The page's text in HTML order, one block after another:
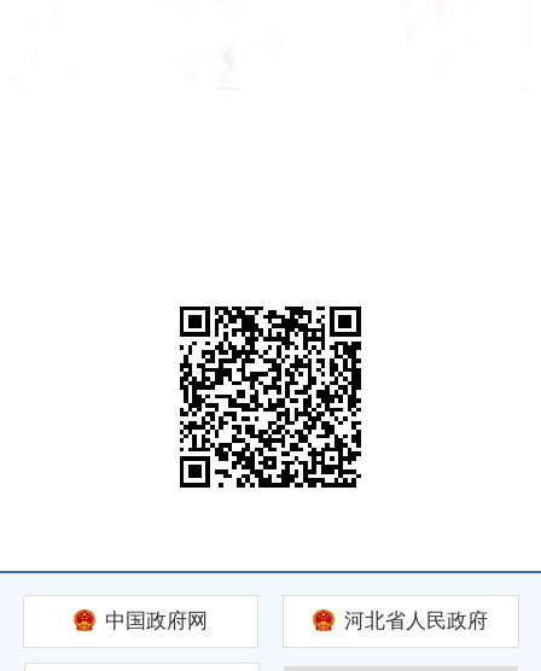
中国政府网 河北省人民政府